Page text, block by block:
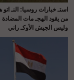
استـ خبارات روسيا: النـ اتو
من يقود الهجـ مات المضادة
وليس الجيش الأوكـ راني